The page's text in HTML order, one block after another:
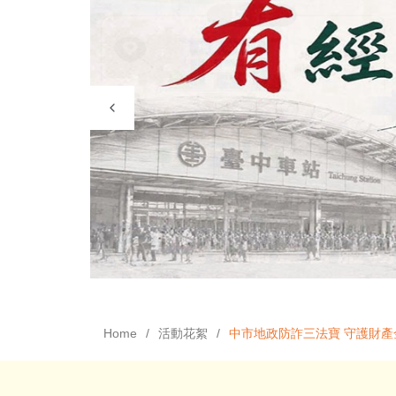
Home 活動花絮 中市地政防詐三法寶 守護財